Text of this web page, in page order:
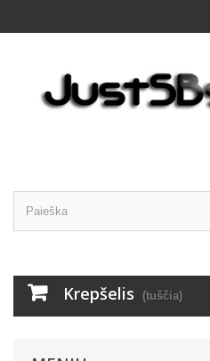
Krepšelis (tuščia)